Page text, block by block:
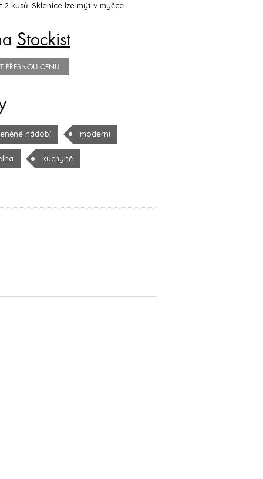
2 kusů. Sklenice lze mýt v myčce.
Stockist
PŘESNOU CENU
nádobí moderní
kuchyně